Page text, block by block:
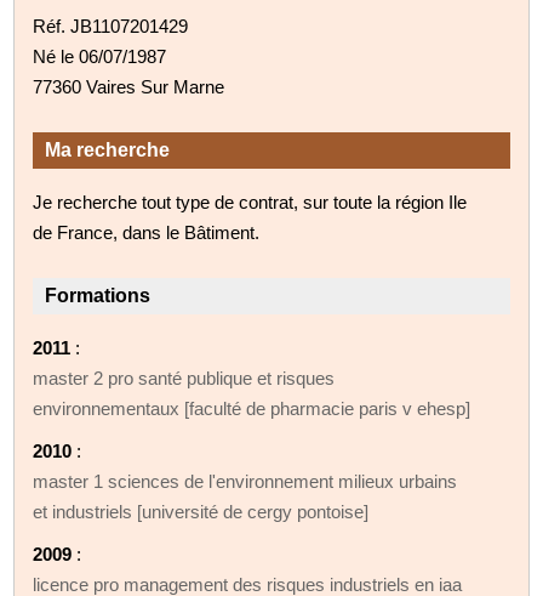
Réf. JB1107201429
Né le 06/07/1987
77360 Vaires Sur Marne
Ma recherche
Je recherche tout type de contrat, sur toute la région Ile
de France, dans le Bâtiment.
Formations
2011 :
master 2 pro santé publique et risques
environnementaux [faculté de pharmacie paris v ehesp]
2010 :
master 1 sciences de l'environnement milieux urbains
et industriels [université de cergy pontoise]
2009 :
licence pro management des risques industriels en iaa